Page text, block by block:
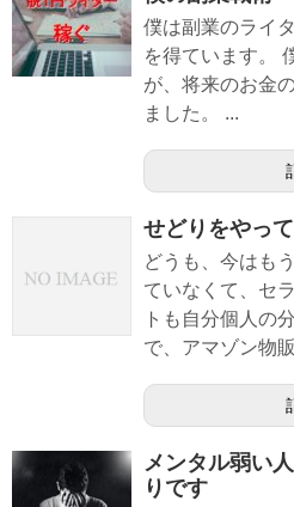
僕は副業のライ
を得ています。
が、将来のお金
ました。 ...
せどりをやっ
どうも、今はも
ていなくて、セ
トも自分個人の
で、アマゾン物
メンタル弱い
りです